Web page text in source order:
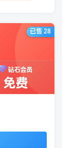
钻石会员
免费
已售 28